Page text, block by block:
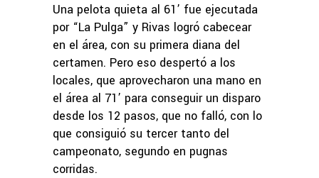
Una pelota quieta al 61’ fue ejecutada
por “La Pulga” y Rivas logró cabecear
en el área, con su primera diana del
certamen. Pero eso despertó a los
locales, que aprovecharon una mano en
el área al 71’ para conseguir un disparo
desde los 12 pasos, que no falló, con lo
que consiguió su tercer tanto del
campeonato, segundo en pugnas
corridas.